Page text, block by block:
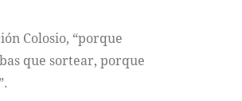
Colosio, “porque
que sortear, porque